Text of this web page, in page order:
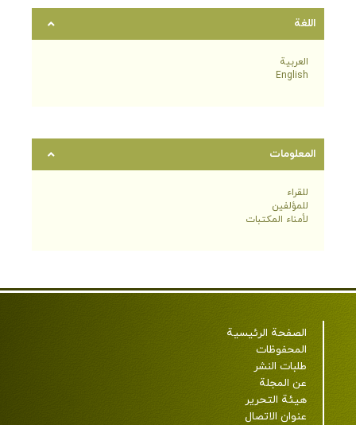
اللغة
العربية
English
المعلومات
للقراء
للمؤلفين
لأمناء المكتبات
الصفحة الرئيسية
المحفوظات
طلبات النشر
عن المجلة
هيئة التحرير
عنوان الاتصال